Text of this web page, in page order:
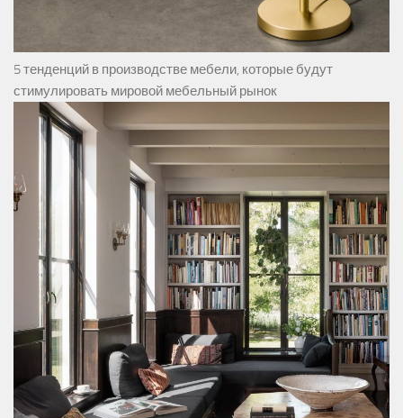
5 тенденций в производстве мебели, которые будут
стимулировать мировой мебельный рынок